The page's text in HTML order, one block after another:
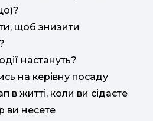
щоб знизити
настануть?
на керівну посаду
в житті, коли ви сідаєте
ви несете